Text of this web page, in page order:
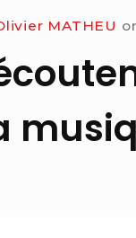
MATHEU